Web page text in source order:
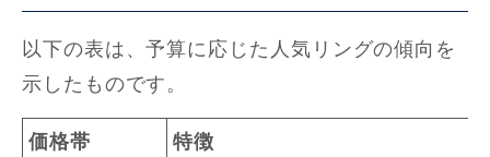
以下の表は、予算に応じた人気リングの傾向を
示したものです。
価格帯 特徴